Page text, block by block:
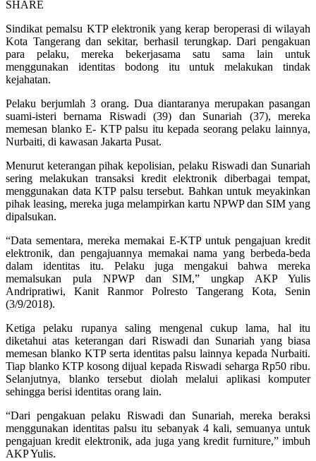
SHARE
Sindikat pemalsu KTP elektronik yang kerap beroperasi di wilayah
Kota Tangerang dan sekitar, berhasil terungkap. Dari pengakuan
para pelaku, mereka bekerjasama satu sama lain untuk
menggunakan identitas bodong itu untuk melakukan tindak
kejahatan.
Pelaku berjumlah 3 orang. Dua diantaranya merupakan pasangan
suami-isteri bernama Riswadi (39) dan Sunariah (37), mereka
memesan blanko E- KTP palsu itu kepada seorang pelaku lainnya,
Nurbaiti, di kawasan Jakarta Pusat.
Menurut keterangan pihak kepolisian, pelaku Riswadi dan Sunariah
sering melakukan transaksi kredit elektronik diberbagai tempat,
menggunakan data KTP palsu tersebut. Bahkan untuk meyakinkan
pihak leasing, mereka juga melampirkan kartu NPWP dan SIM yang
dipalsukan.
“Data sementara, mereka memakai E-KTP untuk pengajuan kredit
elektronik, dan pengajuannya memakai nama yang berbeda-beda
dalam identitas itu. Pelaku juga mengakui bahwa mereka
memalsukan pula NPWP dan SIM,” ungkap AKP Yulis
Andripratiwi, Kanit Ranmor Polresto Tangerang Kota, Senin
(3/9/2018).
Ketiga pelaku rupanya saling mengenal cukup lama, hal itu
diketahui atas keterangan dari Riswadi dan Sunariah yang biasa
memesan blanko KTP serta identitas palsu lainnya kepada Nurbaiti.
Tiap blanko KTP kosong dijual kepada Riswadi seharga Rp50 ribu.
Selanjutnya, blanko tersebut diolah melalui aplikasi komputer
sehingga berisi identitas orang lain.
“Dari pengakuan pelaku Riswadi dan Sunariah, mereka beraksi
menggunakan identitas palsu itu sebanyak 4 kali, semuanya untuk
pengajuan kredit elektronik, ada juga yang kredit furniture,” imbuh
AKP Yulis.